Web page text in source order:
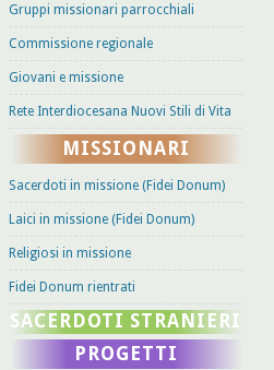
Gruppi missionari parrocchiali
Commissione regionale
Giovani e missione
Rete Interdiocesana Nuovi Stili di Vita
MISSIONARI
Sacerdoti in missione (Fidei Donum)
Laici in missione (Fidei Donum)
Religiosi in missione
Fidei Donum rientrati
SACERDOTI STRANIERI
PROGETTI